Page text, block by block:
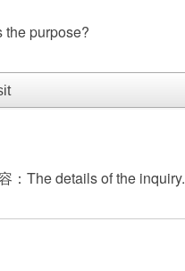
the purpose?
：The details of the inquiry.